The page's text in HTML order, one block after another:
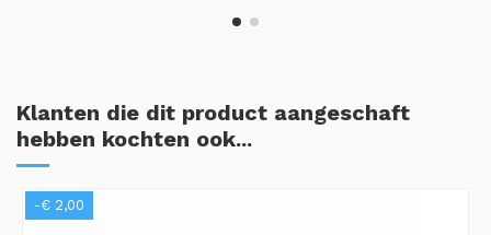
Klanten die dit product aangeschaft
hebben kochten ook...
-€ 2,00